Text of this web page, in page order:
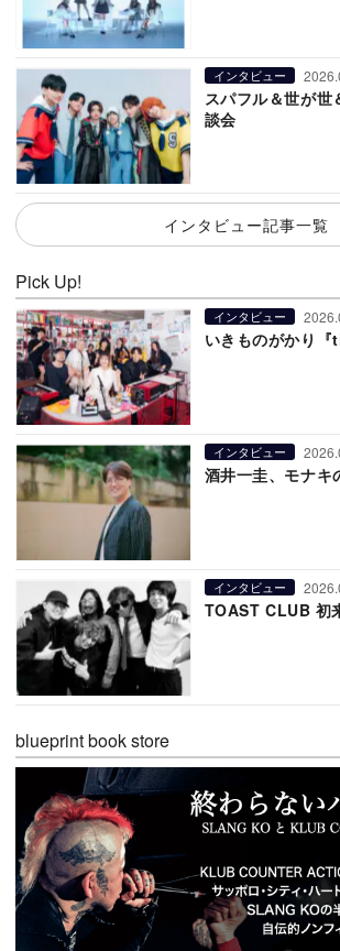
インタビュー
スパフル＆世が世
談会
インタビュー記事一覧
Pick Up!
インタビュー
いきものがかり
インタビュー
酒井一圭、モナキ
インタビュー
TOAST CLUB 初
blueprint book store